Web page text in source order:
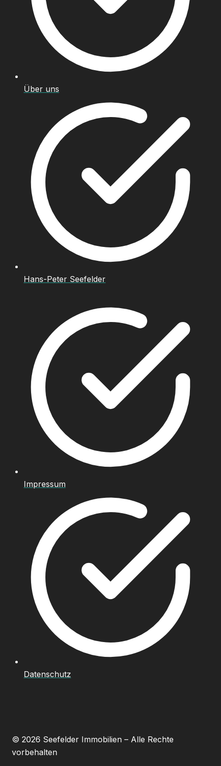
Über uns
Hans-Peter Seefelder
Impressum
Datenschutz
© 2026 Seefelder Immobilien – Alle Rechte
vorbehalten